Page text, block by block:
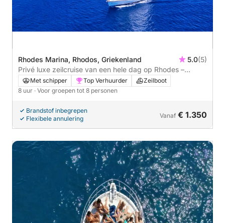
Rhodes Marina, Rhodos, Griekenland 5.0(5)
Privé luxe zeilcruise van een hele dag op Rhodes –
gastronomische mediterrane en Aziatische lunch & luxe
diner, cocktails & champagne
Met schipper Top Verhuurder
Zeilboot
8 uur · Voor groepen tot 8 personen
Brandstof inbegrepen
Flexibele annulering
Vanaf € 1.350